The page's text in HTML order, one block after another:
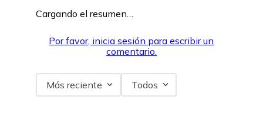
Cargando el resumen…
Por favor, inicia sesión para escribir un
comentario.
Más reciente Todos